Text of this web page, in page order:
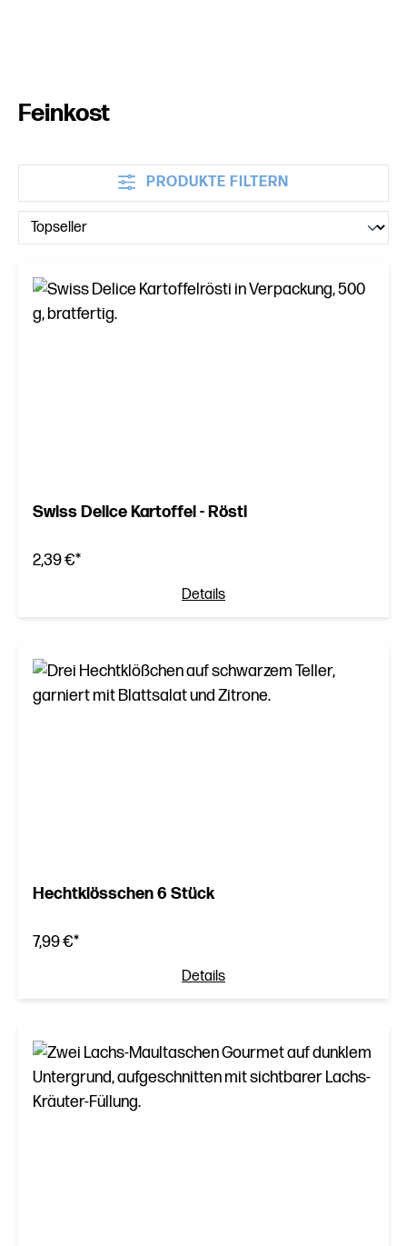
Feinkost
PRODUKTE FILTERN
Swiss Delice Kartoffel - Rösti
2,39 €*
Details
Hechtklösschen 6 Stück
7,99 €*
Details